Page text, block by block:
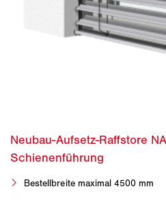
Bestellbreite maximal 4500 mm